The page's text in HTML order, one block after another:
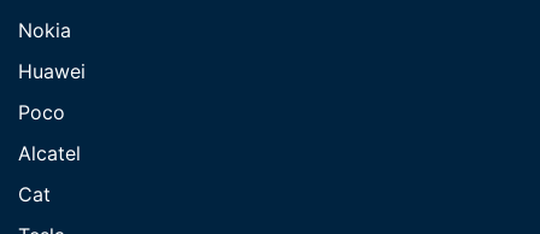
Nokia
Huawei
Poco
Alcatel
Cat